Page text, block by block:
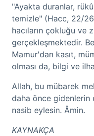
"Ayakta duranlar,
temizle" (Hacc, 22/
hacıların çokluğu ve
gerçekleşmektedir.
Mamur'dan kasıt,
olması da, bilgi ve
Allah, bu mübarek
daha önce
nasib eylesin. Âmin.
KAYNAKÇA